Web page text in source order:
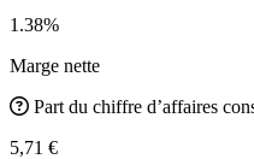
1.38%
Marge nette
Part du chiffre d’affaires
5,71 €